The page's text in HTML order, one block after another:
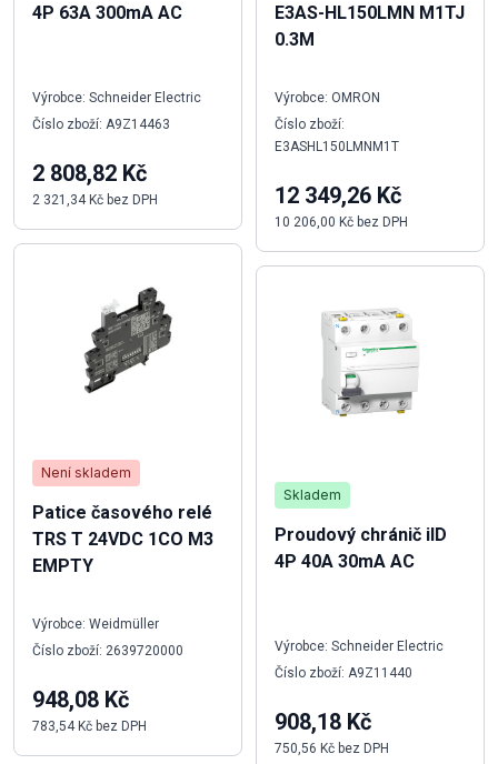
4P 63A 300mA AC
Výrobce: Schneider Electric
Číslo zboží: A9Z14463
2 808,82 Kč
2 321,34 Kč bez DPH
Není skladem
Patice časového relé
TRS T 24VDC 1CO M3
EMPTY
Výrobce: Weidmüller
Číslo zboží: 2639720000
948,08 Kč
783,54 Kč bez DPH
E3AS-HL150LMN M1TJ
0.3M
Výrobce: OMRON
Číslo zboží:
E3ASHL150LMNM1T
12 349,26 Kč
10 206,00 Kč bez DPH
Skladem
Proudový chránič iID
4P 40A 30mA AC
Výrobce: Schneider Electric
Číslo zboží: A9Z11440
908,18 Kč
750,56 Kč bez DPH